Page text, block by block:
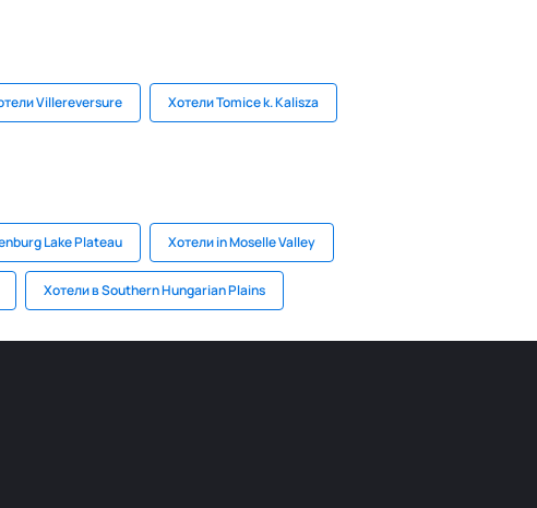
Villereversure Хотели Tomice k. Kalisza
Lake Plateau Хотели in Moselle Valley
Хотели в Southern Hungarian Plains